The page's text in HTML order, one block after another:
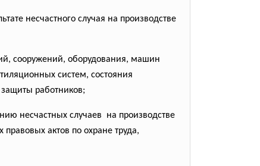
несчастного случая на производстве
сооружений, оборудования, машин
систем, состояния
работников;
несчастных случаев на производстве
актов по охране труда,